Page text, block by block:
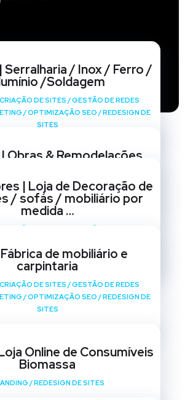
Serralharia / Inox / Ferro /
/Soldagem
CRIAÇÃO DE SITES /GESTÃO DE REDES
/OPTIMIZAÇÃO SEO /REDESIGN DE
SITES
Obras & Remodelações
OPTIMIZAÇÃO SEO/ REDESIGN DE
SITES
| Loja de Decoração de
/ sofás / mobiliário por
medida …
SITESde mobiliário e
carpintaria
CRIAÇÃO DE SITES /GESTÃO DE REDES
/OPTIMIZAÇÃO SEO /REDESIGN DE
SITES
Online de Consumíveis
Biomassa
/REDESIGN DE SITES